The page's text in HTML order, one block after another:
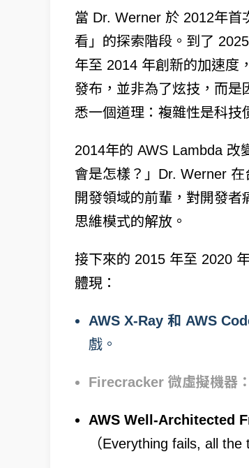
當 Dr. Werner 於 2012年首
看」的探索階段。到了
年至 2014 年創新的加速度
發布，並非為了炫技，而是
悉一個道理：複雜性是科技
2014年的 AWS Lambda 改
會是怎樣？」Dr. Werner
開發領域的前輩，對開發
思維模式的解放。
接下來的 2015 年至 2020
體現：
AWS X-Ray 和 AWS
戲。
Firecracker 微虛擬機器：
AWS Well-Architected
（Everything fails, all